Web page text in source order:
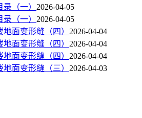
（一） 2026-04-05
（一） 2026-04-05
地面变形缝（四） 2026-04-04
地面变形缝（四） 2026-04-04
地面变形缝（四） 2026-04-04
地面变形缝（三） 2026-04-03